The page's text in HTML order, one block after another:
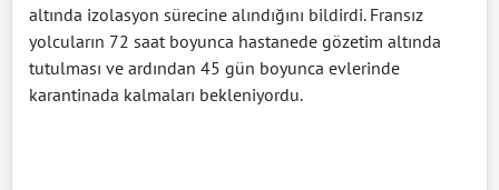
altında izolasyon sürecine alındığını bildirdi. Fransız
yolcuların 72 saat boyunca hastanede gözetim altında
tutulması ve ardından 45 gün boyunca evlerinde
karantinada kalmaları bekleniyordu.